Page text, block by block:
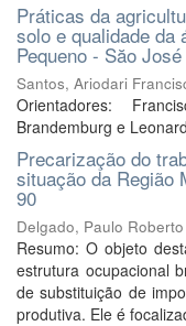
Práticas da
solo e qualidade da
Pequeno - Săo
Santos, Ariodari
Orientadores:
Brandemburg e
Precarização do
situação da Região
90
Delgado, Paulo Roberto
Resumo: O objeto
estrutura ocupacional
de substituição de
produtiva. Ele é